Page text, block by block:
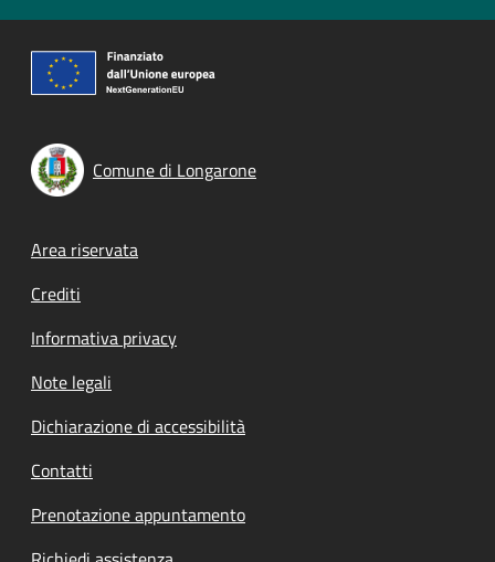
Comune di Longarone
Footer menu
Area riservata
Crediti
Informativa privacy
Note legali
Dichiarazione di accessibilità
Contatti
Prenotazione appuntamento